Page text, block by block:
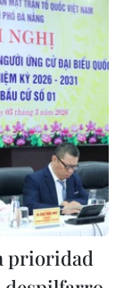
prioridad